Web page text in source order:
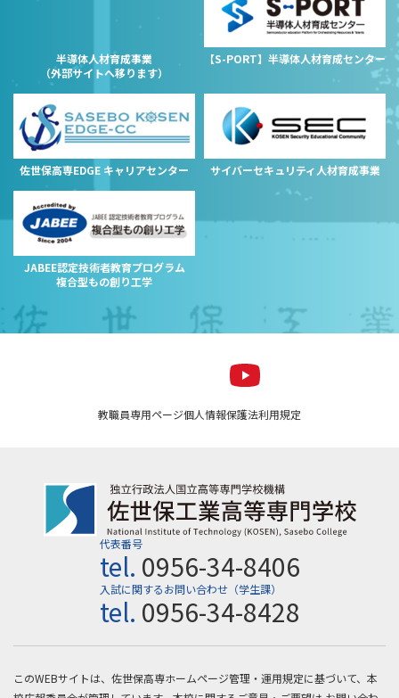
半導体人材育成事業
（外部サイトへ移ります）
【S-PORT】半導体人材育成センター
佐世保高専EDGE キャリアセンター サイバーセキュリティ人材育成事業
JABEE認定技術者教育プログラム
複合型もの創り工学
教職員専用ページ個人情報保護法利用規定
代表番号
tel. 0956-34-8406
入試に関するお問い合わせ（学生課）
tel. 0956-34-8428
このWEBサイトは、佐世保高専ホームページ管理・運用規定に基づいて、本